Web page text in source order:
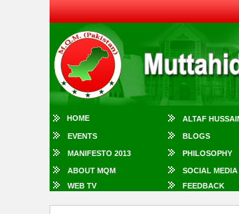
HOME ALTAF
EVENTS BLOGS
MANIFESTO 2013 PHILOSOPHY
ABOUT MQM SOCIAL MEDIA
WEB TV
FEEDBACK